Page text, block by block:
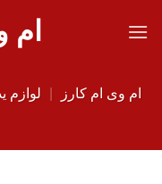
ام
ام وی ام کارز لوازم